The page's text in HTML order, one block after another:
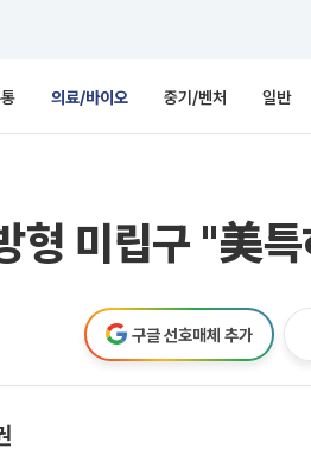
의료/바이오 중기/벤처 일반
형 미립구 "美
구글 선호매체 추가